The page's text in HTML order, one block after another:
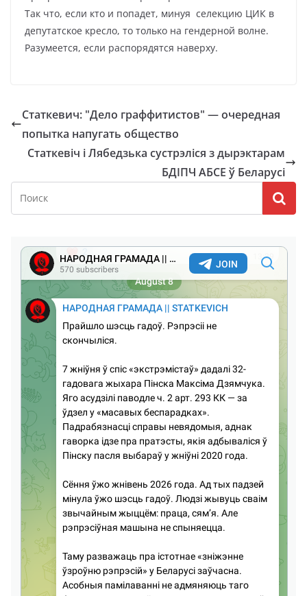
Так что, если кто и попадет, минуя селекцию ЦИК в
депутатское кресло, то только на гендерной волне.
Разумеется, если распорядятся наверху.
Статкевич: "Дело граффитистов" — очередная
попытка напугать общество
Статкевіч і Лябедзька сустрэліся з дырэктарам
БДІПЧ АБСЕ ў Беларусі